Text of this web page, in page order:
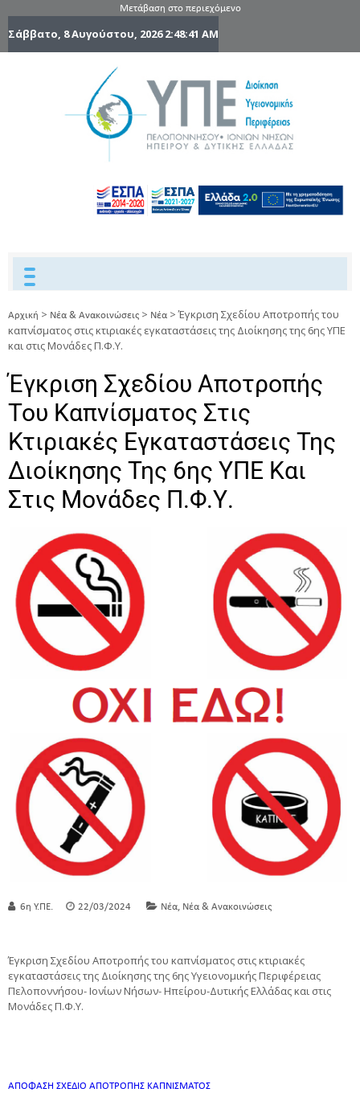
Μετάβαση στο περιεχόμενο
Σάββατο, 8 Αυγούστου, 20262:48:41 AM
Ηπείρου
Δυτικής
Ελλάδας
Αρχική > Νέα & Ανακοινώσεις > Νέα >Έγκριση Σχεδίου Αποτροπής του
καπνίσματος στις κτιριακές εγκαταστάσεις της Διοίκησης της 6ης ΥΠΕ
και στις Μονάδες Π.Φ.Υ.
Έγκριση Σχεδίου Αποτροπής
Του Καπνίσματος Στις
Κτιριακές Εγκαταστάσεις Της
Διοίκησης Της 6ης ΥΠΕ Και
Στις Μονάδες Π.Φ.Υ.
6η Υ.ΠΕ. 22/03/2024 Νέα Νέα & Ανακοινώσεις
Έγκριση Σχεδίου Αποτροπής του καπνίσματος στις κτιριακές
εγκαταστάσεις της Διοίκησης της 6ης Υγειονομικής Περιφέρειας
Πελοποννήσου- Iονίων Nήσων- Hπείρου-Δυτικής Ελλάδας και στις
Μονάδες Π.Φ.Υ.
ΑΠΟΦΑΣΗ ΣΧΕΔΙΟ ΑΠΟΤΡΟΠΗΣ ΚΑΠΝΙΣΜΑΤΟΣ